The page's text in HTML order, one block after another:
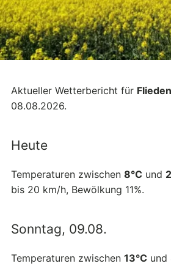
Aktueller Wetterbericht für Flieden
08.08.2026.
Heute
Temperaturen zwischen 8°C und
bis 20 km/h, Bewölkung 11%.
Sonntag, 09.08.
Temperaturen zwischen 13°C und